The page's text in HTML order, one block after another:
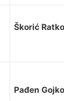
Škorić Ratko
Pađen Gojko